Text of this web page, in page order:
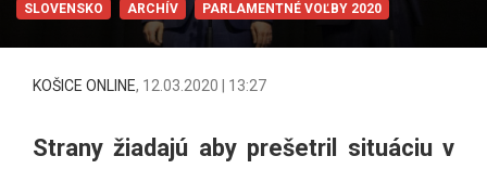
SLOVENSKO ARCHÍV PARLAMENTNÉ VOĽBY 2020
KOŠICE ONLINE, 12.03.2020 | 13:27
Strany žiadajú aby prešetril situáciu v